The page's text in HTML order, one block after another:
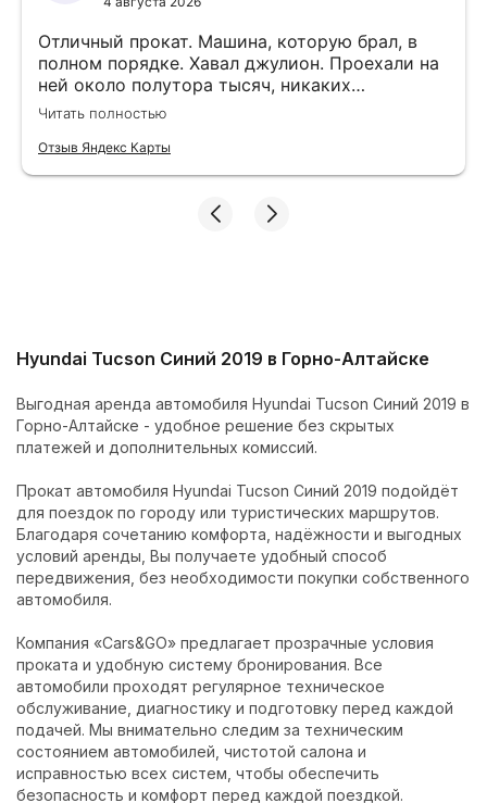
Отличный прокат. Машина, которую брал, в
полном порядке. Хавал джулион. Проехали на
ней около полутора тысяч, никаких
нареканий. Алтай прекрасен, и надо
прелести и красоты.
Читать полностью
Отзыв Яндекс Карты
Hyundai Tucson Синий 2019 в Горно-Алтайске
Выгодная аренда автомобиля Hyundai Tucson Синий 2019 в
Горно-Алтайске - удобное решение без скрытых
платежей и дополнительных комиссий.
Прокат автомобиля Hyundai Tucson Синий 2019 подойдёт
для поездок по городу или туристических маршрутов.
Благодаря сочетанию комфорта, надёжности и выгодных
условий аренды, Вы получаете удобный способ
передвижения, без необходимости покупки собственного
автомобиля.
Компания «Cars&GO» предлагает прозрачные условия
проката и удобную систему бронирования. Все
автомобили проходят регулярное техническое
обслуживание, диагностику и подготовку перед каждой
подачей. Мы внимательно следим за техническим
состоянием автомобилей, чистотой салона и
исправностью всех систем, чтобы обеспечить
безопасность и комфорт перед каждой поездкой.